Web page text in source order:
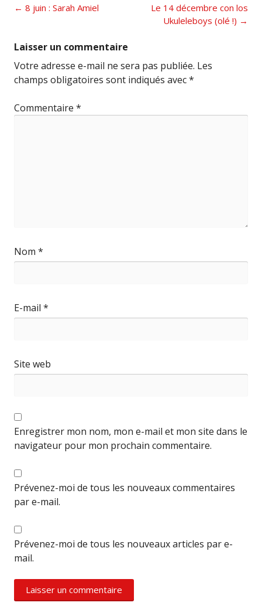
Post
← 8 juin : Sarah Amiel
Le 14 décembre con los
Ukuleleboys (olé !) →
Laisser un commentaire
Votre adresse e-mail ne sera pas publiée. Les
champs obligatoires sont indiqués avec*
Commentaire *
Nom *
E-mail *
Site web
Enregistrer mon nom, mon e-mail et mon site dans le
navigateur pour mon prochain commentaire.
Prévenez-moi de tous les nouveaux commentaires
par e-mail.
Prévenez-moi de tous les nouveaux articles par e-
mail.